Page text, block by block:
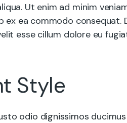
Ut enim ad minim
ex ea commodo consequat.
esse cillum dolore eu
Style
odio dignissimos